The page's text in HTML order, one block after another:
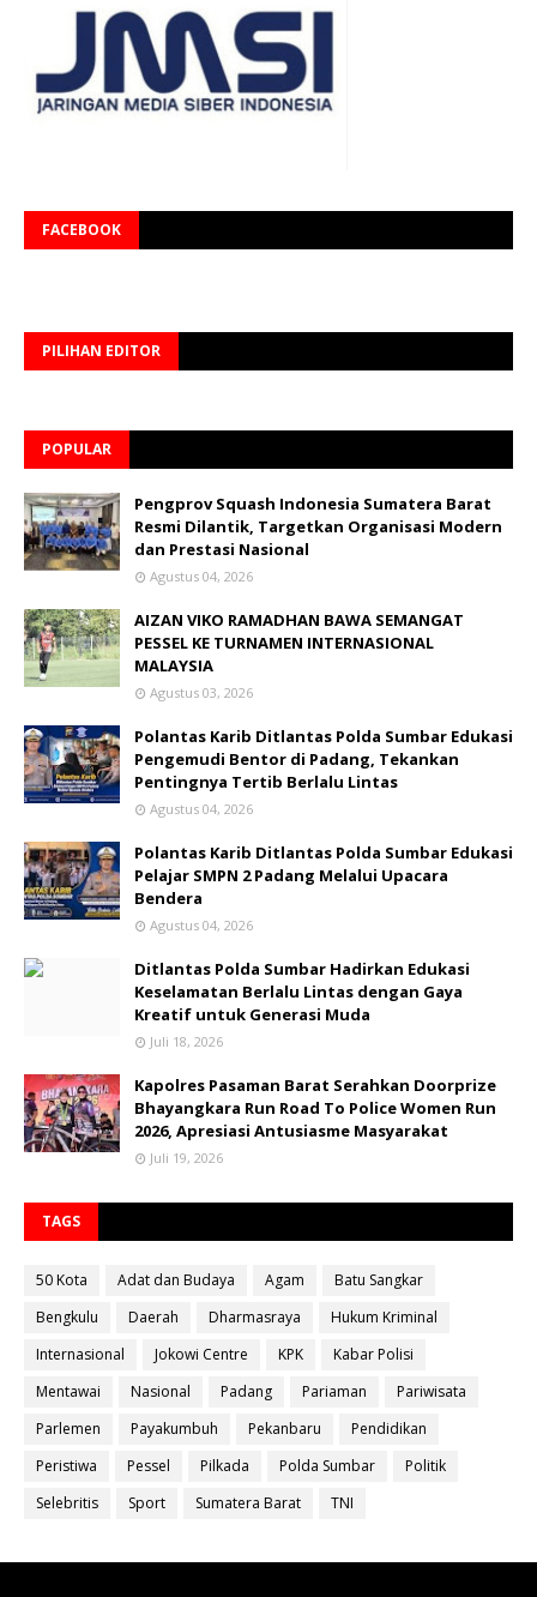
FACEBOOK
PILIHAN EDITOR
POPULAR
Pengprov Squash Indonesia Sumatera Barat
Resmi Dilantik, Targetkan Organisasi Modern
dan Prestasi Nasional
Agustus 04, 2026
AIZAN VIKO RAMADHAN BAWA SEMANGAT
PESSEL KE TURNAMEN INTERNASIONAL
MALAYSIA
Agustus 03, 2026
Polantas Karib Ditlantas Polda Sumbar Edukasi
Pengemudi Bentor di Padang, Tekankan
Pentingnya Tertib Berlalu Lintas
Agustus 04, 2026
Polantas Karib Ditlantas Polda Sumbar Edukasi
Pelajar SMPN 2 Padang Melalui Upacara
Bendera
Agustus 04, 2026
Ditlantas Polda Sumbar Hadirkan Edukasi
Keselamatan Berlalu Lintas dengan Gaya
Kreatif untuk Generasi Muda
Juli 18, 2026
Kapolres Pasaman Barat Serahkan Doorprize
Bhayangkara Run Road To Police Women Run
2026, Apresiasi Antusiasme Masyarakat
Juli 19, 2026
TAGS
50 Kota Adat dan Budaya Agam
Batu Sangkar
Bengkulu
Daerah Dharmasraya
Hukum Kriminal
Internasional
Jokowi Centre KPK
Kabar Polisi
Mentawai
Nasional Padang Pariaman
Pariwisata
Parlemen
Payakumbuh Pekanbaru
Pendidikan
Peristiwa
Pessel Pilkada Polda Sumbar
Politik
Selebritis
Sport Sumatera Barat TNI